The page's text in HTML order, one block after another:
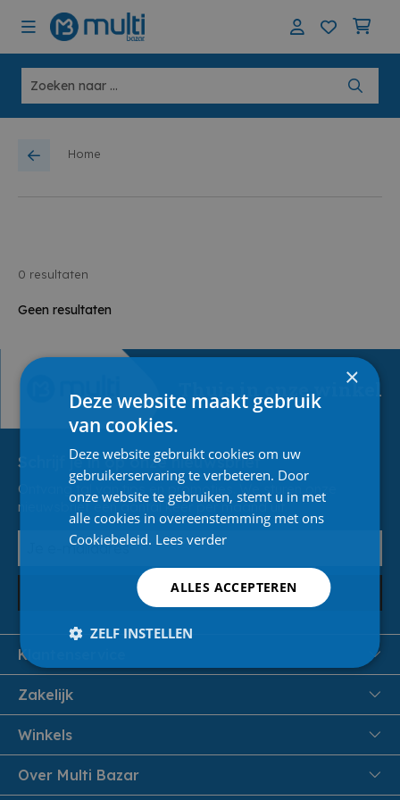
Home
0 resultaten
Geen resultaten
Thuis in onze winkel
Schrijf je in op onze nieuwsbrief
Ontvang tal van tips en promoties. We sturen onze
nieuwsbrief een aantal keer per maand uit.
Inschrijven
Klantenservice
FAQ
Veiligheid en Privacy
Leveren aan huis
Zakelijk
Samenwoonactie
B2B
Winkels
Pittem
Over Multi Bazar
×
Deze website maakt gebruik
van cookies.
Deze website gebruikt cookies om uw
gebruikerservaring te verbeteren. Door
onze website te gebruiken, stemt u in met
alle cookies in overeenstemming met ons
Cookiebeleid. Lees verder
ALLES ACCEPTEREN
ZELF INSTELLEN